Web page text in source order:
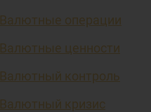
Валютные операции
Валютные ценности
Валютный контроль
Валютный кризис